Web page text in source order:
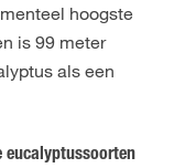
hoogste
is 99 meter
als een